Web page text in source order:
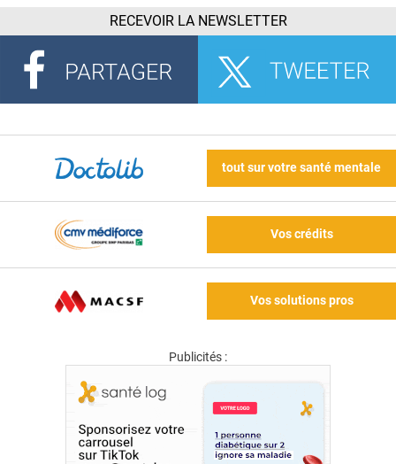
RECEVOIR LA NEWSLETTER
tout sur votre santé mentale
Vos crédits
Vos solutions pros
Publicités :